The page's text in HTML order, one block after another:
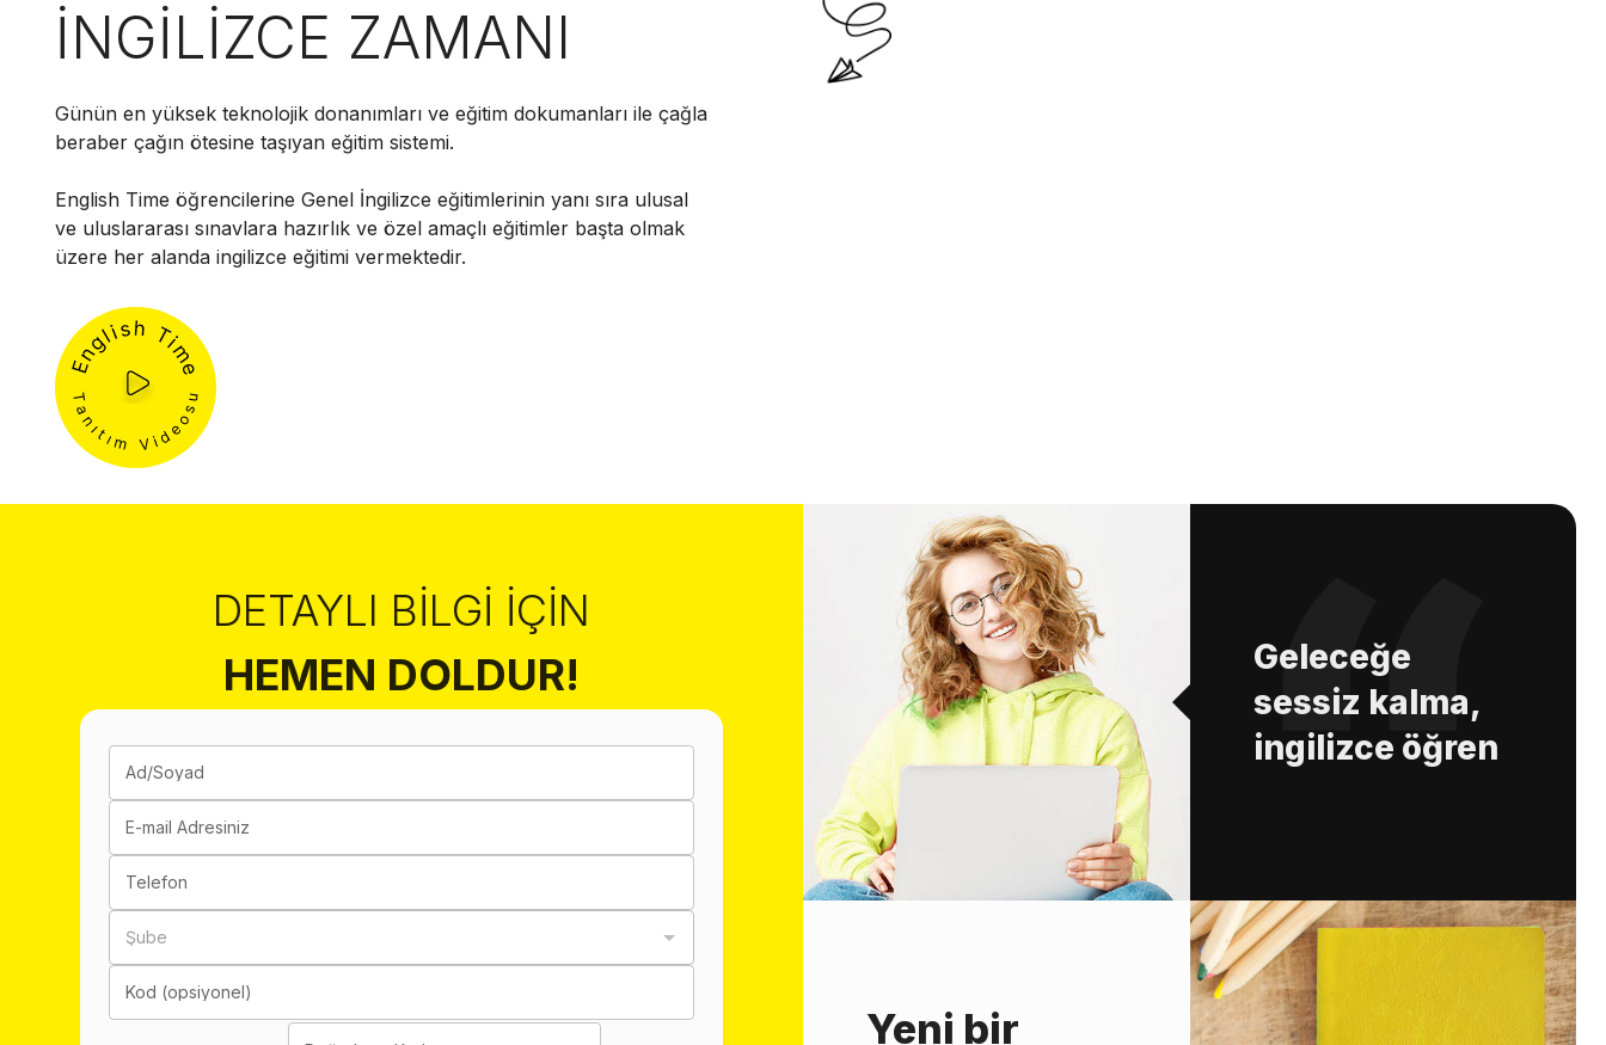
İNGİLİZCE ZAMANI
Günün en yüksek teknolojik donanımları ve eğitim dokumanları ile çağla
beraber çağın ötesine taşıyan eğitim sistemi.
English Time öğrencilerine Genel İngilizce eğitimlerinin yanı sıra ulusal
ve uluslararası sınavlara hazırlık ve özel amaçlı eğitimler başta olmak
üzere her alanda ingilizce eğitimi vermektedir.
DETAYLI BILGI İÇIN
HEMEN DOLDUR!
Ad/Soyad
E-mail Adresiniz
Telefon
Şube
Kod (opsiyonel)
Geleceğe
sessiz kalma,
ingilizce öğren
Yeni bir